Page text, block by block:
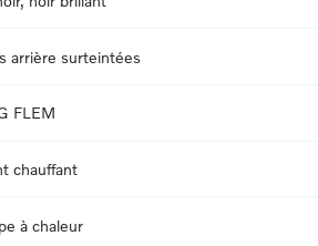
arrière surteintées
FLEM
chauffant
à chaleur